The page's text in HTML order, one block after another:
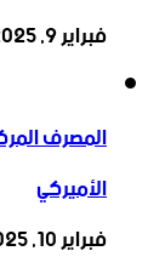
فبراير 9, 2025
المصرف
الأميركي
فبراير 10, 2025